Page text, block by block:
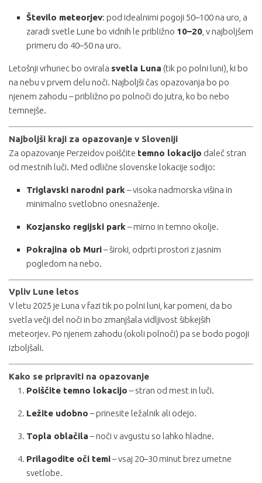
Število meteorjev: pod idealnimi pogoji 50–100 na uro, a
zaradi svetle Lune bo vidnih le približno 10–20 , v najboljšem
primeru do 40–50 na uro.
Letošnji vrhunec bo ovirala svetla Luna (tik po polni luni), ki bo
na nebu v prvem delu noči. Najboljši čas opazovanja bo po
njenem zahodu – približno po polnoči do jutra, ko bo nebo
temnejše.
Najboljši kraji za opazovanje v Sloveniji
Za opazovanje Perzeidov poiščite temno lokacijo daleč stran
od mestnih luči. Med odlične slovenske lokacije sodijo:
Triglavski narodni park – visoka nadmorska višina in
minimalno svetlobno onesnaženje.
Kozjansko regijski park – mirno in temno okolje.
Pokrajina ob Muri– široki, odprti prostori z jasnim
pogledom na nebo.
Vpliv Lune letos
V letu 2025 je Luna v fazi tik po polni luni, kar pomeni, da bo
svetla večji del noči in bo zmanjšala vidljivost šibkejših
meteorjev. Po njenem zahodu (okoli polnoči) pa se bodo pogoji
izboljšali.
Kako se pripraviti na opazovanje
Poiščite temno lokacijo – stran od mest in luči.
Ležite udobno – prinesite ležalnik ali odejo.
Topla oblačila – noči v avgustu so lahko hladne.
Prilagodite oči temi– vsaj 20–30 minut brez umetne
svetlobe.